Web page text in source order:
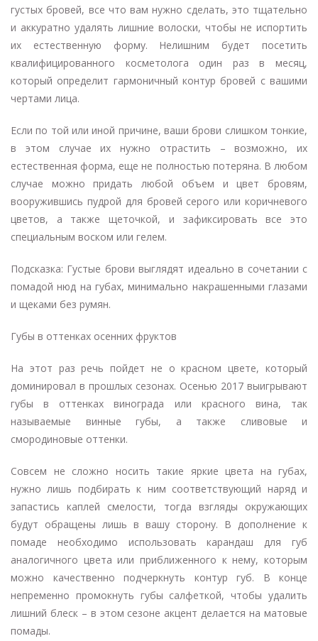
густых бровей, все что вам нужно сделать, это тщательно
и аккуратно удалять лишние волоски, чтобы не испортить
их естественную форму. Нелишним будет посетить
квалифицированного косметолога один раз в месяц,
который определит гармоничный контур бровей с вашими
чертами лица.
Если по той или иной причине, ваши брови слишком тонкие,
в этом случае их нужно отрастить – возможно, их
естественная форма, еще не полностью потеряна. В любом
случае можно придать любой объем и цвет бровям,
вооружившись пудрой для бровей серого или коричневого
цветов, а также щеточкой, и зафиксировать все это
специальным воском или гелем.
Подсказка: Густые брови выглядят идеально в сочетании с
помадой нюд на губах, минимально накрашенными глазами
и щеками без румян.
Губы в оттенках осенних фруктов
На этот раз речь пойдет не о красном цвете, который
доминировал в прошлых сезонах. Осенью 2017 выигрывают
губы в оттенках винограда или красного вина, так
называемые винные губы, а также сливовые и
смородиновые оттенки.
Совсем не сложно носить такие яркие цвета на губах,
нужно лишь подбирать к ним соответствующий наряд и
запастись каплей смелости, тогда взгляды окружающих
будут обращены лишь в вашу сторону. В дополнение к
помаде необходимо использовать карандаш для губ
аналогичного цвета или приближенного к нему, которым
можно качественно подчеркнуть контур губ. В конце
непременно промокнуть губы салфеткой, чтобы удалить
лишний блеск – в этом сезоне акцент делается на матовые
помады.